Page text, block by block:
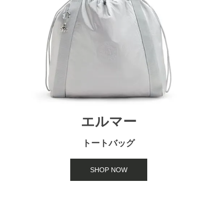
エルマー
トートバッグ
SHOP NOW